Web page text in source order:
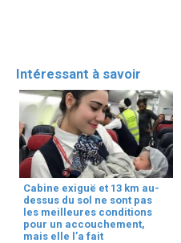
Intéressant à savoir
Cabine exiguë et 13 km au-
dessus du sol ne sont pas
les meilleures conditions
pour un accouchement,
mais elle l’a fait